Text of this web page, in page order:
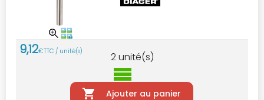
9,12€TTC / unité(s) 2unité(s)
Ajouter au panier